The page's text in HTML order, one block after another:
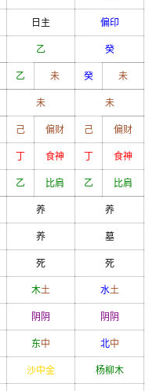
日主 偏印
乙 癸
乙 未 癸 未
未 未
己 偏财 己 偏财
丁 食神 丁 食神
乙 比肩 乙 比肩
养 养
养 墓
死 死
木土 水土
阴 阴 阴 阴
东中 北中
沙中金 杨柳木